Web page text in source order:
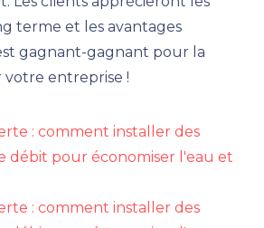
terme et les avantages
gagnant-gagnant pour la
entreprise !
: comment installer des
débit pour économiser l'eau et
: comment installer des